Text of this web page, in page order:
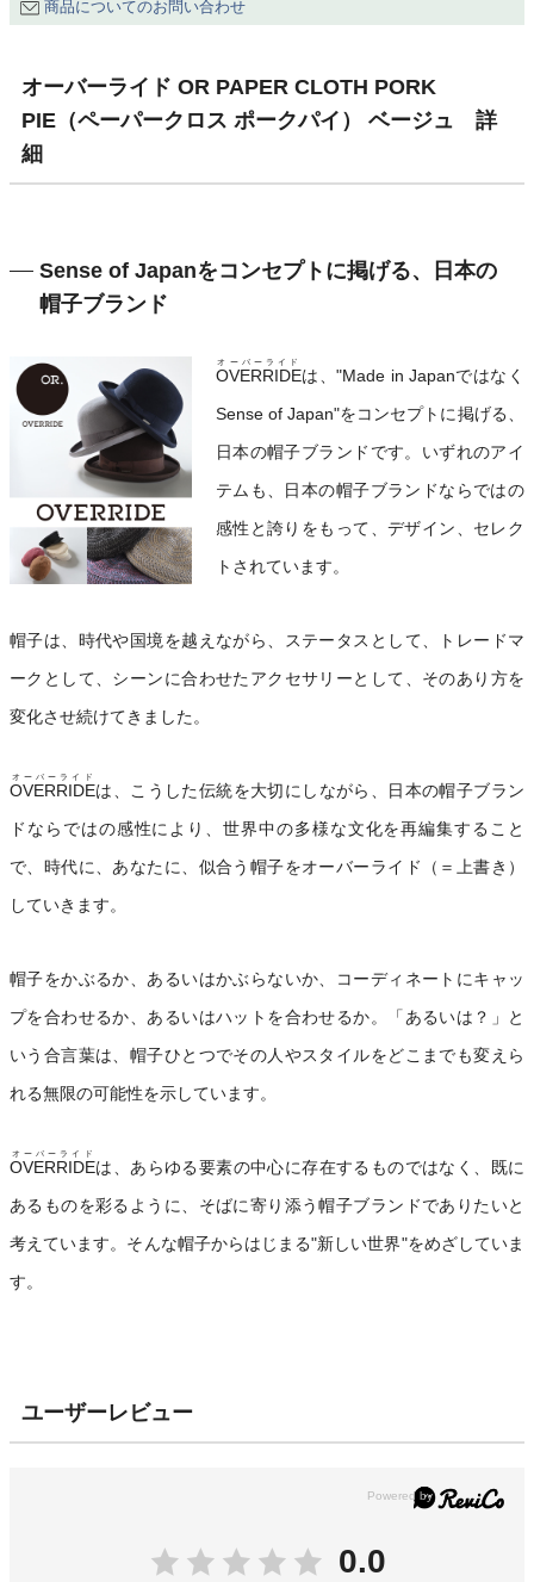
商品についてのお問い合わせ
オーバーライド OR PAPER CLOTH PORK
PIE（ペーパークロス ポークパイ） ベージュ 詳
細
Sense of Japanをコンセプトに掲げる、日本の
帽子ブランド
OVERRIDE
オーバーライド
は、"Made in Japanではなく
Sense of Japan"をコンセプトに掲げる、
日本の帽子ブランドです。いずれのアイ
テムも、日本の帽子ブランドならではの
感性と誇りをもって、デザイン、セレク
トされています。
帽子は、時代や国境を越えながら、ステータスとして、トレードマ
ークとして、シーンに合わせたアクセサリーとして、そのあり方を
変化させ続けてきました。
OVERRIDE
オーバーライド
は、こうした伝統を大切にしながら、日本の帽子ブラン
ドならではの感性により、世界中の多様な文化を再編集すること
で、時代に、あなたに、似合う帽子をオーバーライド（＝上書き）
していきます。
帽子をかぶるか、あるいはかぶらないか、コーディネートにキャッ
プを合わせるか、あるいはハットを合わせるか。「あるいは？」と
いう合言葉は、帽子ひとつでその人やスタイルをどこまでも変えら
れる無限の可能性を示しています。
OVERRIDE
オーバーライド
は、あらゆる要素の中心に存在するものではなく、既に
あるものを彩るように、そばに寄り添う帽子ブランドでありたいと
考えています。そんな帽子からはじまる"新しい世界"をめざしていま
す。
ユーザーレビュー
0.0